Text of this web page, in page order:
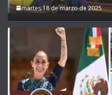
martes 18 de marzo de 2025